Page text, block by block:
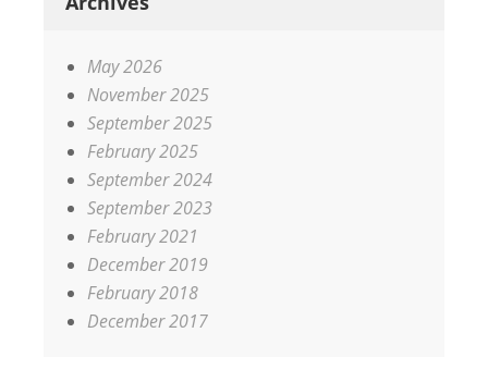
May 2026
November 2025
September 2025
February 2025
September 2024
September 2023
February 2021
December 2019
February 2018
December 2017